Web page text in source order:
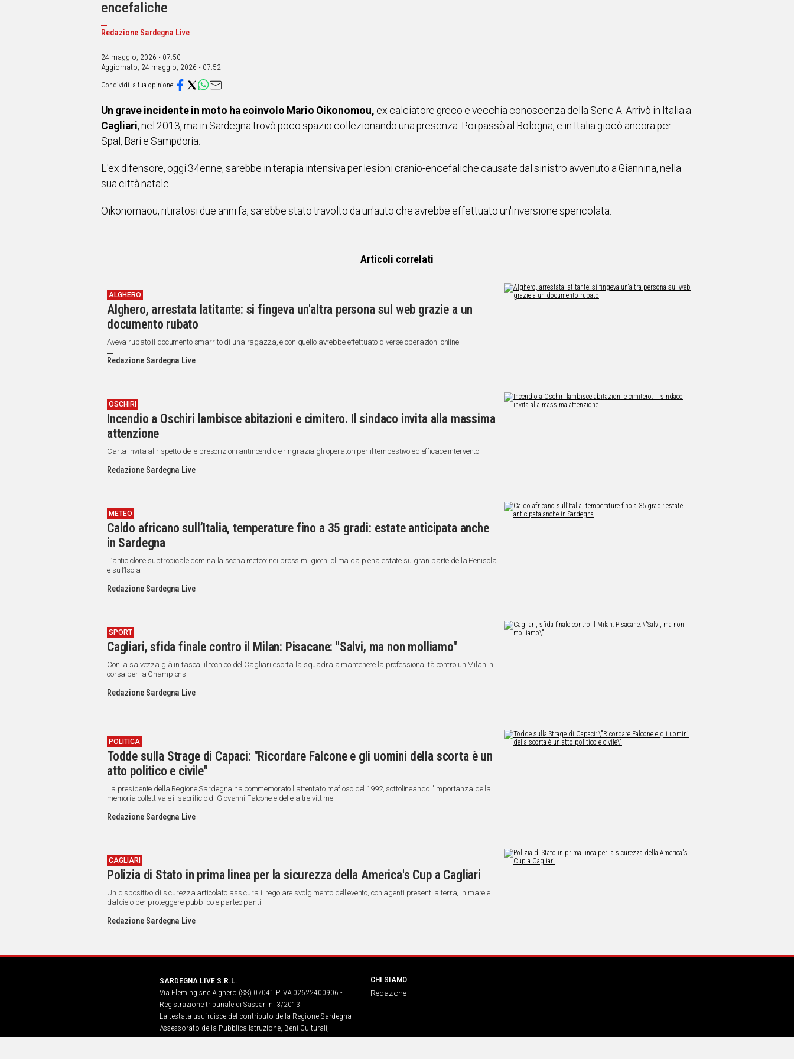
Vai
encefaliche
Redazione Sardegna Live
24 maggio, 2026 • 07:50
Aggiornato, 24 maggio, 2026 • 07:52
Un grave incidente in moto ha coinvolo Mario Oikonomou, ex calciatore greco e vecchia conoscenza della Serie A. Arrivò in Italia a
Cagliari, nel 2013, ma in Sardegna trovò poco spazio collezionando una presenza. Poi passò al Bologna, e in Italia giocò ancora per
Spal, Bari e Sampdoria.
L'ex difensore, oggi 34enne, sarebbe in terapia intensiva per lesioni cranio-encefaliche causate dal sinistro avvenuto a Giannina, nella
sua città natale.
Oikonomaou, ritiratosi due anni fa, sarebbe stato travolto da un'auto che avrebbe effettuato un'inversione spericolata.
Articoli correlati
ALGHERO
Alghero, arrestata latitante: si fingeva un'altra persona sul web grazie a un
documento rubato
Aveva rubato il documento smarrito di una ragazza, e con quello avrebbe effettuato diverse operazioni online
Redazione Sardegna Live
OSCHIRI
Incendio a Oschiri lambisce abitazioni e cimitero. Il sindaco invita alla massima
attenzione
Carta invita al rispetto delle prescrizioni antincendio e ringrazia gli operatori per il tempestivo ed efficace intervento
Redazione Sardegna Live
METEO
Caldo africano sull’Italia, temperature fino a 35 gradi: estate anticipata anche
in Sardegna
L’anticiclone subtropicale domina la scena meteo: nei prossimi giorni clima da piena estate su gran parte della Penisola
e sull’Isola
Redazione Sardegna Live
SPORT
Cagliari, sfida finale contro il Milan: Pisacane: "Salvi, ma non molliamo"
Con la salvezza già in tasca, il tecnico del Cagliari esorta la squadra a mantenere la professionalità contro un Milan in
corsa per la Champions
Redazione Sardegna Live
POLITICA
Todde sulla Strage di Capaci: "Ricordare Falcone e gli uomini della scorta è un
atto politico e civile"
La presidente della Regione Sardegna ha commemorato l'attentato mafioso del 1992, sottolineando l'importanza della
memoria collettiva e il sacrificio di Giovanni Falcone e delle altre vittime
Redazione Sardegna Live
CAGLIARI
Polizia di Stato in prima linea per la sicurezza della America's Cup a Cagliari
Un dispositivo di sicurezza articolato assicura il regolare svolgimento dell’evento, con agenti presenti a terra, in mare e
dal cielo per proteggere pubblico e partecipanti
Redazione Sardegna Live
SARDEGNA LIVE S.R.L.
Via Fleming snc Alghero (SS) 07041 P.IVA 02622400906 -
Registrazione tribunale di Sassari n. 3/2013
La testata usufruisce del contributo della Regione Sardegna
Assessorato della Pubblica Istruzione, Beni Culturali,
Informazione, Spettacolo e Sport. legge regionale 13 aprile 2017
CHI SIAMO
Redazione